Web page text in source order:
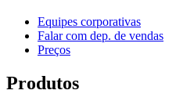
Equipes corporativas
Falar com dep. de vendas
Preços
Produtos